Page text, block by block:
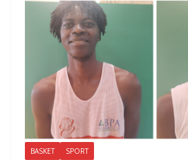
BASKET SPORT